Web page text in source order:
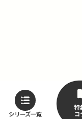
シリーズ一覧
特
コ